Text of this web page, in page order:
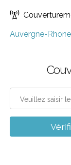
Auvergne-